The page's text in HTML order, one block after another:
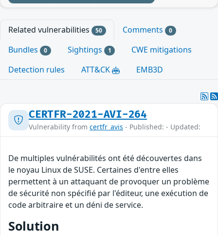
Related vulnerabilities 50 Comments 0
Bundles 0 Sightings 1
CWE mitigations
Detection rules
ATT&CK EMB3D
CERTFR-2021-AVI-264
Vulnerability from certfr_avis - Published: - Updated:
De multiples vulnérabilités ont été découvertes dans
le noyau Linux de SUSE. Certaines d'entre elles
permettent à un attaquant de provoquer un problème
de sécurité non spécifié par l'éditeur, une exécution de
code arbitraire et un déni de service.
Solution